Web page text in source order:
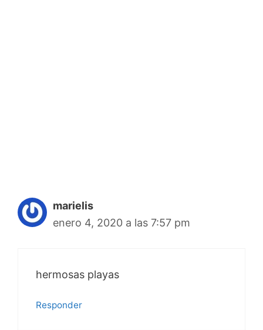
marielis
enero 4, 2020 a las 7:57 pm
hermosas playas
Responder